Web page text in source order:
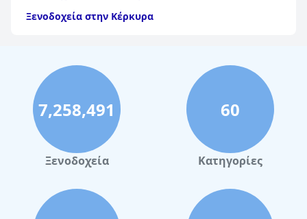
Ξενοδοχεία στην Κέρκυρα
Ξενοδοχεία στην Αίγινα
Ξενοδοχεία στην Πάρο
Ξενοδοχεία στο Λουτράκι
Ξενοδοχεία στη Σκιάθο
Ξενοδοχεία στην Πόλη Χανίων
Ξενοδοχεία στη Σύρο
7,258,491
Ξενοδοχεία
60
Κατηγορίες